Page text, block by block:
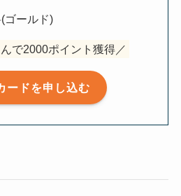
ゴールド)
で2000ポイント獲得／
ードを申し込む